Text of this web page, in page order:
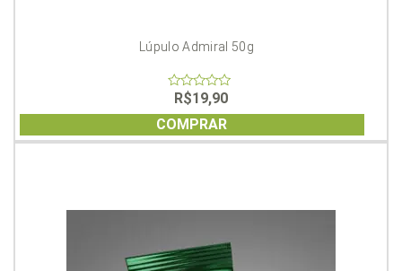
Lúpulo Admiral 50g
of
5
R$19,90
COMPRAR